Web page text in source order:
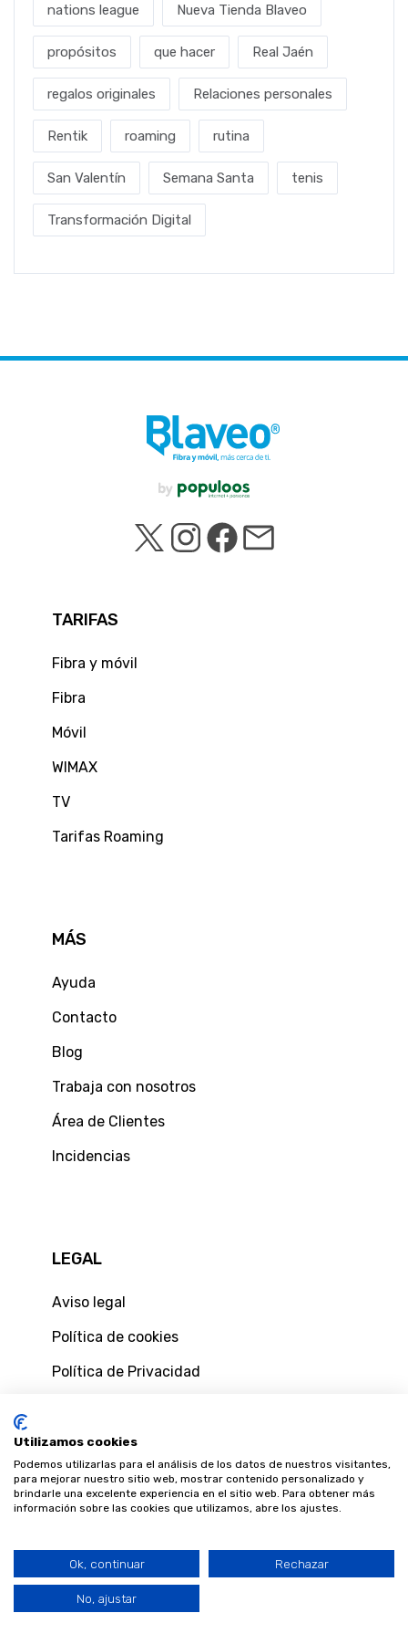
nations league Nueva Tienda Blaveo
propósitos que hacer Real Jaén
regalos originales Relaciones personales
Rentik roaming rutina
San Valentín Semana Santa tenis
Transformación Digital
TARIFAS
Fibra y móvil
Fibra
Móvil
WIMAX
TV
Tarifas Roaming
MÁS
Ayuda
Contacto
Blog
Trabaja con nosotros
Área de Clientes
Incidencias
LEGAL
Aviso legal
Política de cookies
Política de Privacidad
Condiciones generales de contratación
Condiciones y formulario de desestimiento
©2026 Blaveo. Fibra y móvil, más cerca de ti.
Llámeme
Utilizamos cookies
Podemos utilizarlas para el análisis de los datos de nuestros visitantes,
para mejorar nuestro sitio web, mostrar contenido personalizado y
brindarle una excelente experiencia en el sitio web. Para obtener más
información sobre las cookies que utilizamos, abre los ajustes.
Ok, continuar Rechazar
No, ajustar